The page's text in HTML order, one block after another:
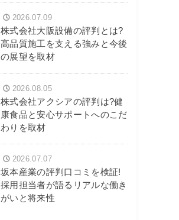
株式会社大阪設備の評判とは?
高品質施工を支える強みと今後
の展望を取材
2026.07.09
株式会社アクシアの評判は?健
康食品と安心サポートへのこだ
わりを取材
2026.08.05
坂本産業の評判口コミを検証!
採用担当者が語るリアルな働き
がいと将来性
2026.07.07